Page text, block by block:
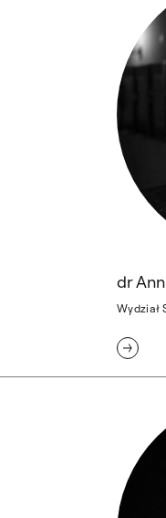
dr
Wydział
Stefania